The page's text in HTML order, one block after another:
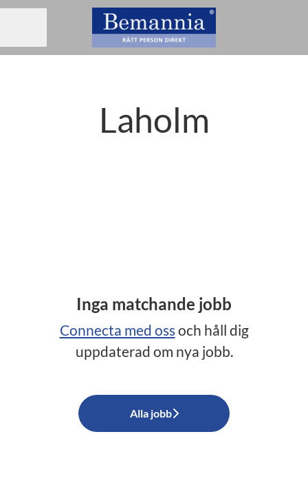
Laholm
Inga matchande jobb
Connecta med ossoch håll dig
uppdaterad om nya jobb.
Alla jobb